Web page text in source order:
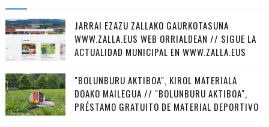
JARRAI EZAZU ZALLAKO GAURKOTASUNA
WWW.ZALLA.EUS WEB ORRIALDEAN // SIGUE LA
ACTUALIDAD MUNICIPAL EN WWW.ZALLA.EUS
"BOLUNBURU AKTIBOA", KIROL MATERIALA
DOAKO MAILEGUA // "BOLUNBURU AKTIBOA",
PRÉSTAMO GRATUITO DE MATERIAL DEPORTIVO